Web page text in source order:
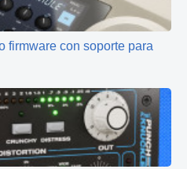
firmware con soporte para